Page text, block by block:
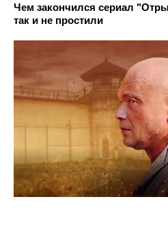
Чем закончился сериал
так и не простили